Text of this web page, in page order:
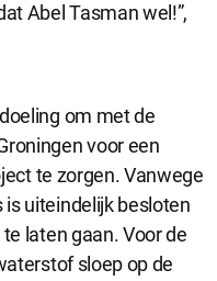
Abel Tasman wel!”,
om met de
voor een
te zorgen. Vanwege
uiteindelijk besloten
laten gaan. Voor de
sloep op de